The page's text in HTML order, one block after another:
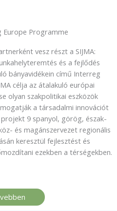
Europe Programme
vesz részt a SIJMA:
és a fejlődés
bányavidékein című Interreg
célja az átalakuló európai
olyan szakpolitikai eszközök
a társadalmi innovációt
9 spanyol, görög, észak-
és magánszervezet regionális
keresztül fejlesztést és
ezekben a térségekben.